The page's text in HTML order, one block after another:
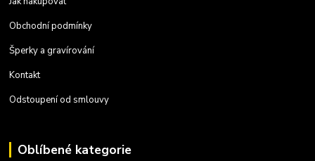
Obchodní podmínky
Šperky a gravírování
Kontakt
Odstoupení od smlouvy
Oblíbené kategorie